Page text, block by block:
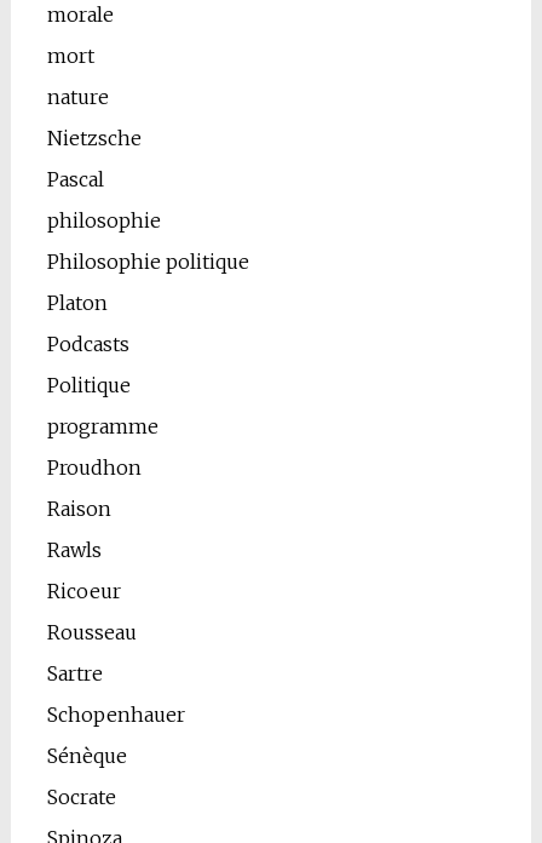
morale
mort
nature
Nietzsche
Pascal
philosophie
Philosophie politique
Platon
Podcasts
Politique
programme
Proudhon
Raison
Rawls
Ricoeur
Rousseau
Sartre
Schopenhauer
Sénèque
Socrate
Spinoza